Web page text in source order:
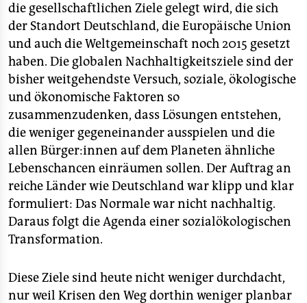
die gesellschaftlichen Ziele gelegt wird, die sich
der Standort Deutschland, die Europäische Union
und auch die Weltgemeinschaft noch 2015 gesetzt
haben. Die globalen Nachhaltigkeitsziele sind der
bisher weitgehendste Versuch, soziale, ökologische
und ökonomische Faktoren so
zusammenzudenken, dass Lösungen entstehen,
die weniger gegeneinander ausspielen und die
allen Bürger:innen auf dem Planeten ähnliche
Lebenschancen einräumen sollen. Der Auftrag an
reiche Länder wie Deutschland war klipp und klar
formuliert: Das Normale war nicht nachhaltig.
Daraus folgt die Agenda einer sozialökologischen
Transformation.
Diese Ziele sind heute nicht weniger durchdacht,
nur weil Krisen den Weg dorthin weniger planbar